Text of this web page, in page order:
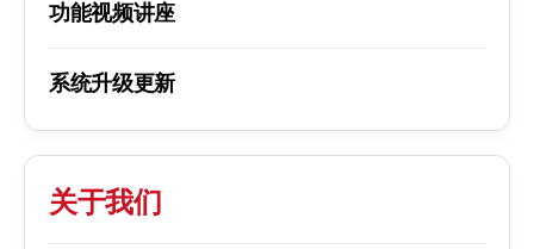
功能视频讲座
系统升级更新
关于我们